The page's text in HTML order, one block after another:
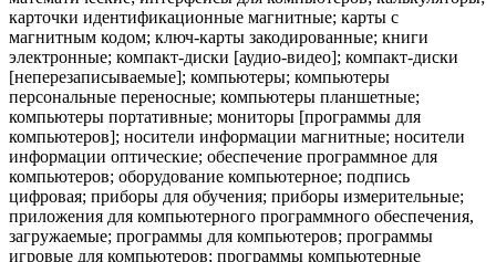
карточки идентификационные магнитные; карты с
магнитным кодом; ключ-карты закодированные; книги
электронные; компакт-диски [аудио-видео]; компакт-диски
[неперезаписываемые]; компьютеры; компьютеры
персональные переносные; компьютеры планшетные;
компьютеры портативные; мониторы [программы для
компьютеров]; носители информации магнитные; носители
информации оптические; обеспечение программное для
компьютеров; оборудование компьютерное; подпись
цифровая; приборы для обучения; приборы измерительные;
приложения для компьютерного программного обеспечения,
загружаемые; программы для компьютеров; программы
игровые для компьютеров; программы компьютерные